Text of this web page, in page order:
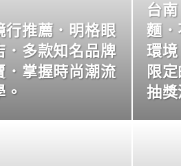
行推薦．明格眼
．多款知名品牌
．掌握時尚潮流
。
台
麵
環
限
抽